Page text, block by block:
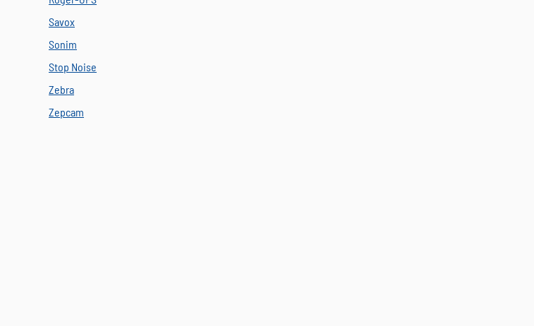
Savox
Sonim
Stop Noise
Zebra
Zepcam